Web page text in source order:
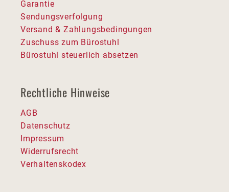
Garantie
Sendungsverfolgung
Versand & Zahlungsbedingungen
Zuschuss zum Bürostuhl
Bürostuhl steuerlich absetzen
Rechtliche Hinweise
AGB
Datenschutz
Impressum
Widerrufsrecht
Verhaltenskodex